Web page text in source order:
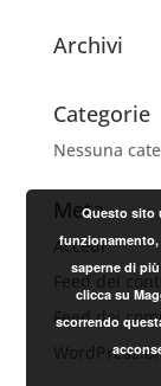
Archivi
Categorie
Nessuna
Meta
Accedi
Feed dei
Feed dei
Questo sito
saperne di
clicca su
scorrendo